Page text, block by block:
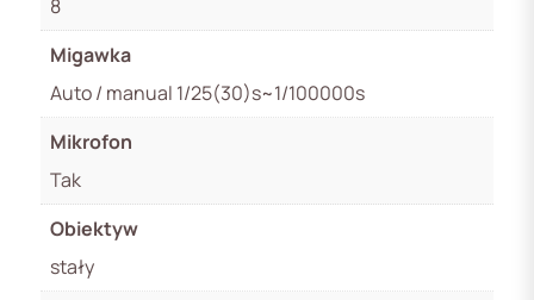
8
Migawka
Auto / manual 1/25(30)s~1/100000s
Mikrofon
Tak
Obiektyw
stały